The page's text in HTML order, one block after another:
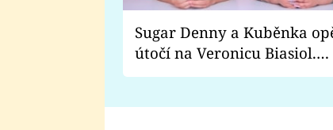
Sugar Denny a Kuběnka
útočí na Veronicu Biasiol.
Proč je podle nich falešná a